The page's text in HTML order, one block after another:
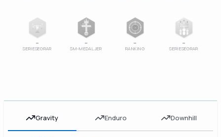
Gravity Enduro Downhill
–
SERIESEGRAR
SM
–
SM-MEDALJER
–
–
RANKING
–
SERIESEGRAR